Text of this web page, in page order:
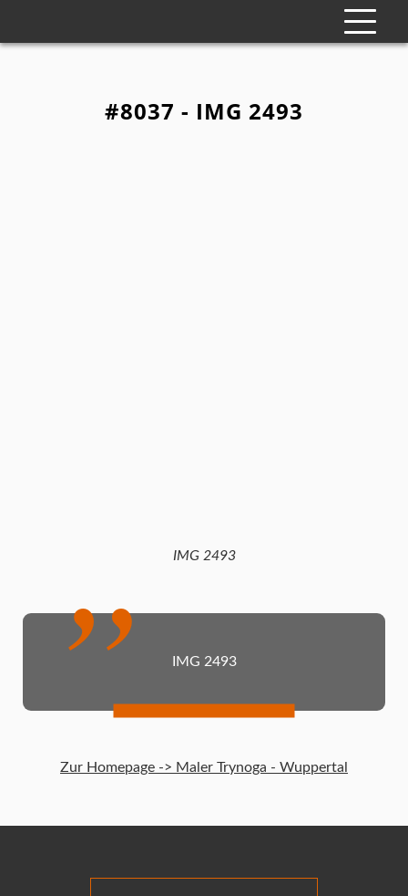
#8037 - IMG 2493
IMG 2493
IMG 2493
Zur Homepage -> Maler Trynoga - Wuppertal